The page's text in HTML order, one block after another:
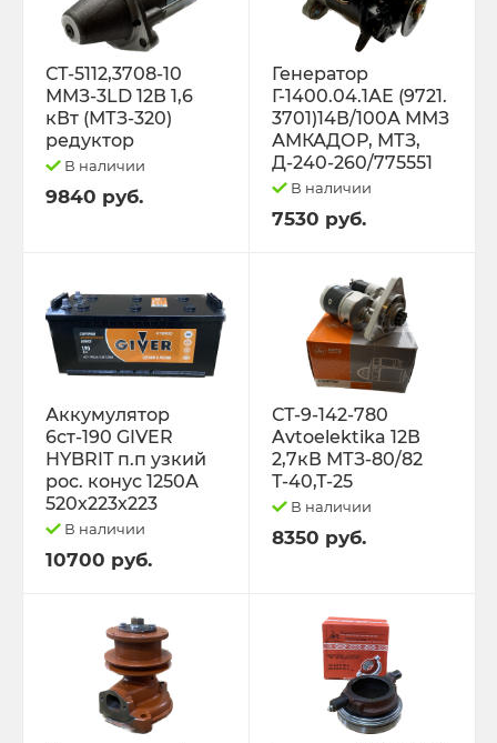
СТ-5112,3708-10
ММЗ-3LD 12В 1,6
кВт (МТЗ-320)
редуктор
В наличии
9840 руб.
Генератор
Г-1400.04.1АЕ (9721.
3701)14В/100А ММЗ
АМКАДОР, МТЗ,
Д-240-260/775551
В наличии
7530 руб.
Аккумулятор
6ст-190 GIVER
HYBRIT п.п узкий
рос. конус 1250А
520х223х223
В наличии
10700 руб.
СТ-9-142-780
Avtoelektika 12В
2,7кВ МТЗ-80/82
Т-40,Т-25
В наличии
8350 руб.
Д-260
Трактор МТЗ-320
Трактор МТЗ-82 Д-243 Д-245
Трактор Т-130,170
Трактор Т-25,Т-16 Т-30 Т-45 Т-2048
Трактор Т-40, ЛТЗ-55/60 (Д-144)
Трактор Т-70С
Трактор ЮМЗ-6
ТУРБОКОМПРЕССОРЫ
ФОРС., ПЛУНЖ. ПАРА ,КЛАП. ПАРА,
ПОМПЫ, НАСОС ПОДКА
ЭЛЕКТРООБОРУДОВАНИЕ